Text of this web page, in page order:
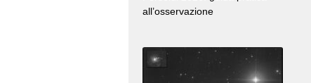
all’osservazione